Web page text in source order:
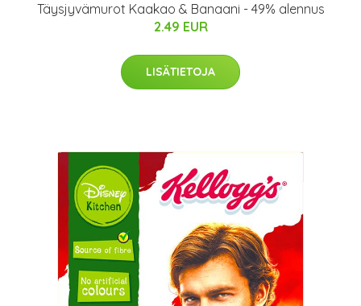
Täysjyvämurot Kaakao & Banaani - 49% alennus
2.49 EUR
LISÄTIETOJA